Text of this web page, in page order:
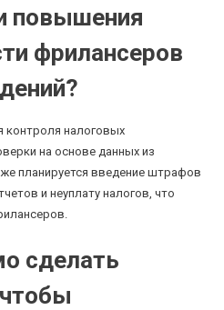
повышения
фрилансеров
контроля налоговых
на основе данных из
планируется введение штрафов
и неуплату налогов, что
сделать